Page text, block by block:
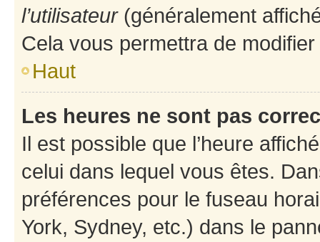
l’utilisateur(généralement
Cela vous permettra de
Haut
Les heures ne sont pas
Il est possible que l’heure
celui dans lequel vous êtes.
préférences pour le fuseau
York, Sydney, etc.) dans le